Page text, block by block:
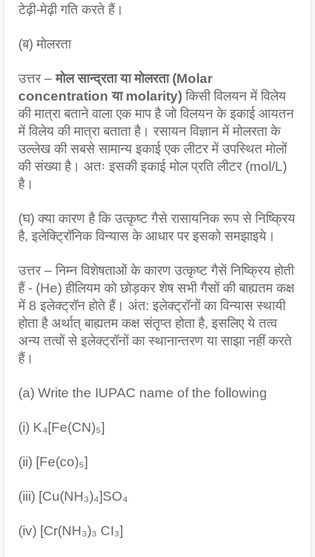
टेढ़ी-मेढ़ी गति करते हैं।
(ब) मोलरता
उत्तर – मोल सान्द्रता या मोलरता (Molar
concentration या molarity) किसी विलयन में विलेय
की मात्रा बताने वाला एक माप है जो विलयन के इकाई आयतन
में विलेय की मात्रा बताता है। रसायन विज्ञान में मोलरता के
उल्लेख की सबसे सामान्य इकाई एक लीटर में उपस्थित मोलों
की संख्या है। अतः इसकी इकाई मोल प्रति लीटर (mol/L)
है।
(घ) क्या कारण है कि उत्कृष्ट गैसे रासायनिक रूप से निष्क्रिय
है, इलेक्ट्रिॉनिक विन्यास के आधार पर इसको समझाइये।
उत्तर – निम्न विशेषताओं के कारण उत्कृष्ट गैसें निष्क्रिय होती
हैं - (He) हीलियम को छोड़कर शेष सभी गैसों की बाह्यतम कक्ष
में 8 इलेक्ट्रॉन होते हैं। अंत: इलेक्ट्रॉनों का विन्यास स्थायी
होता है अर्थात् बाह्यतम कक्ष संतृप्त होता है, इसलिए ये तत्व
अन्य तत्वों से इलेक्ट्रॉनों का स्थानान्तरण या साझा नहीं करते
हैं।
(a) Write the IUPAC name of the following
(i) K₄[Fe(CN)₅]
(ii) [Fe(co)₅]
(iii) [Cu(NH₃)₄]SO₄
(iv) [Cr(NH₃)₃ CI₃]